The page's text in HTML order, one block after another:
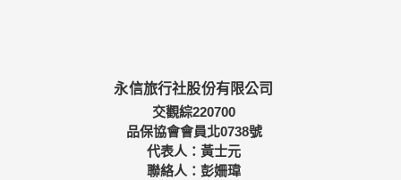
永信旅行社股份有限公司
交觀綜220700
品保協會會員北0738號
代表人：黃士元
聯絡人：彭姍瑋